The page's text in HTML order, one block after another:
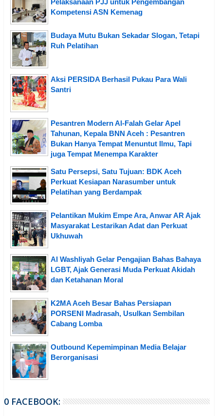
Kompetensi ASN Kemenag
Budaya Mutu Bukan Sekadar Slogan, Tetapi
Ruh Pelatihan
Aksi PERSIDA Berhasil Pukau Para Wali
Santri
Pesantren Modern Al-Falah Gelar Apel
Tahunan, Kepala BNN Aceh : Pesantren
Bukan Hanya Tempat Menuntut Ilmu, Tapi
juga Tempat Menempa Karakter
Satu Persepsi, Satu Tujuan: BDK Aceh
Perkuat Kesiapan Narasumber untuk
Pelatihan yang Berdampak
Pelantikan Mukim Empe Ara, Anwar AR Ajak
Masyarakat Lestarikan Adat dan Perkuat
Ukhuwah
Al Washliyah Gelar Pengajian Bahas Bahaya
LGBT, Ajak Generasi Muda Perkuat Akidah
dan Ketahanan Moral
K2MA Aceh Besar Bahas Persiapan
PORSENI Madrasah, Usulkan Sembilan
Cabang Lomba
Outbound Kepemimpinan Media Belajar
Berorganisasi
0 FACEBOOK: